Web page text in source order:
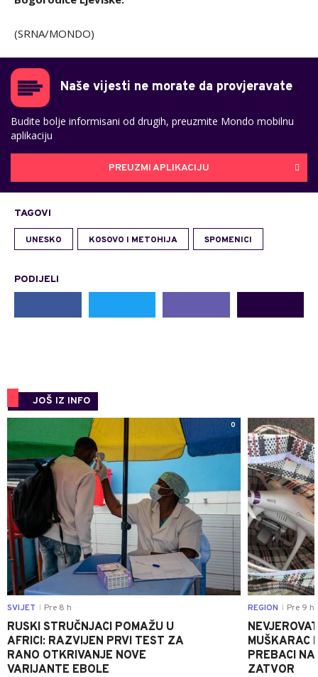
(SRNA/MONDO)
Naše vijesti ne morate da provjeravate
Budite bolje informisani od drugih, preuzmite Mondo mobilnu
aplikaciju
PREUZMI APLIKACIJU
TAGOVI
UNESKO KOSOVO I METOHIJA SPOMENICI
PODIJELI
JOŠ IZ INFO
0
SVIJET Pre 8 h
RUSKI STRUČNJACI POMAŽU U
AFRICI: RAZVIJEN PRVI TEST ZA
RANO OTKRIVANJE NOVE
VARIJANTE EBOLE
REGION Pre 9 h
MUŠKARAC
PREBACI
ZATVOR